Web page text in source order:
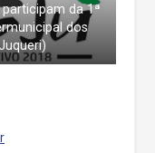
da 1ª
dos